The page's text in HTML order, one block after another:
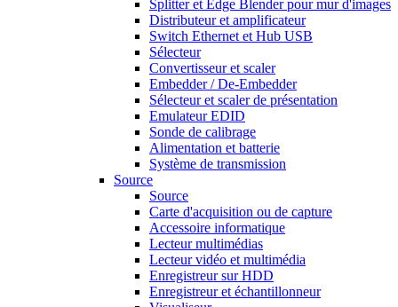
Splitter et Edge Blender pour mur d'images
Distributeur et amplificateur
Switch Ethernet et Hub USB
Sélecteur
Convertisseur et scaler
Embedder / De-Embedder
Sélecteur et scaler de présentation
Emulateur EDID
Sonde de calibrage
Alimentation et batterie
Système de transmission
Source
Source
Carte d'acquisition ou de capture
Accessoire informatique
Lecteur multimédias
Lecteur vidéo et multimédia
Enregistreur sur HDD
Enregistreur et échantillonneur